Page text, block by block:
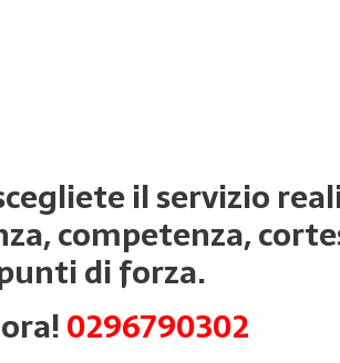
il servizio
competenza,
di forza.
0296790302